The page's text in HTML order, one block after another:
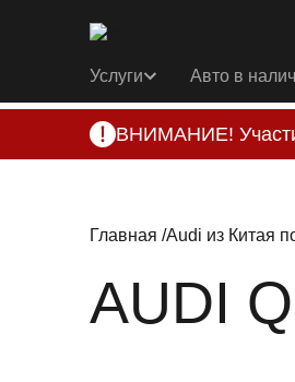
Услуги Авто в
ВНИМАНИЕ!
Главная Audi из Китая
AUDI